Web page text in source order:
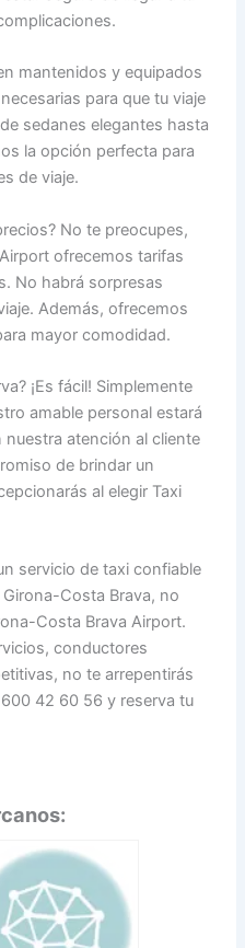
mantenidos y equipados
para que tu viaje
sedanes elegantes hasta
la opción perfecta para
de viaje.
No te preocupes,
ofrecemos tarifas
No habrá sorpresas
Además, ofrecemos
mayor comodidad.
¡Es fácil! Simplemente
amable personal estará
atención al cliente
de brindar un
al elegir Taxi
servicio de taxi confiable
Costa Brava, no
Costa Brava Airport.
conductores
no te arrepentirás
42 60 56 y reserva tu